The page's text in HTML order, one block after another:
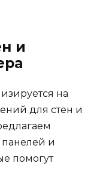
и
на
для стен и
панелей и
помогут